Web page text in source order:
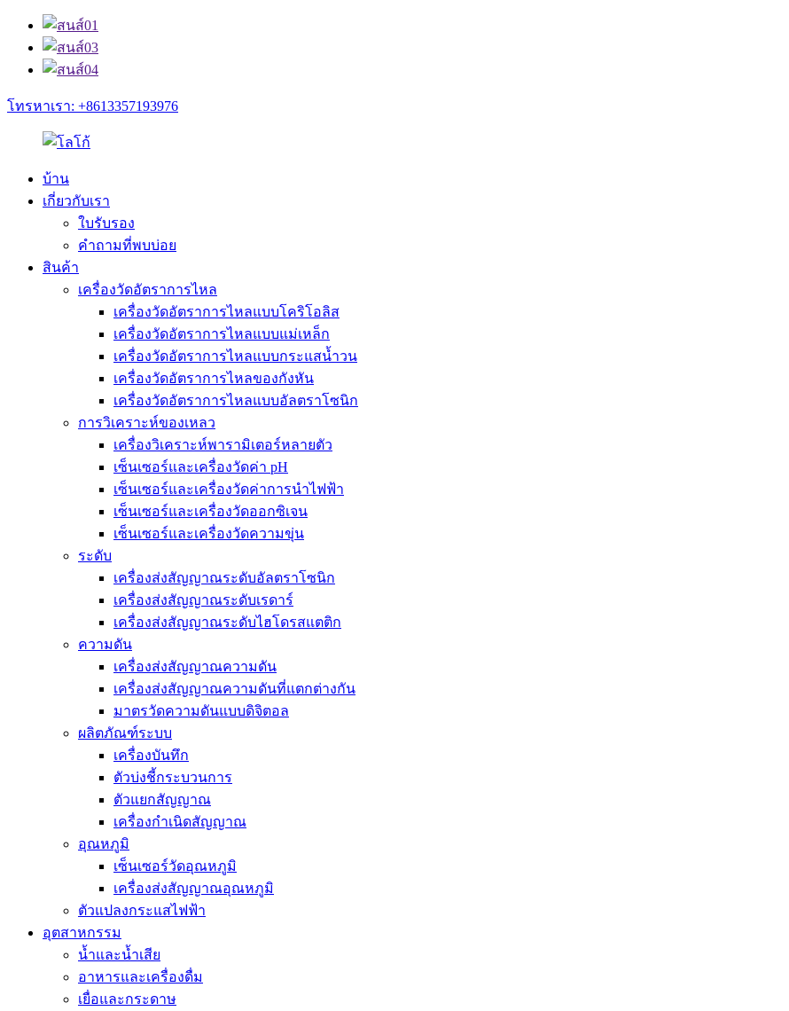
โทรหาเรา: +8613357193976
บ้าน
เกี่ยวกับเรา
ใบรับรอง
คำถามที่พบบ่อย
สินค้า
เครื่องวัดอัตราการไหล
เครื่องวัดอัตราการไหลแบบโคริโอลิส
เครื่องวัดอัตราการไหลแบบแม่เหล็ก
เครื่องวัดอัตราการไหลแบบกระแสน้ำวน
เครื่องวัดอัตราการไหลของกังหัน
เครื่องวัดอัตราการไหลแบบอัลตราโซนิก
การวิเคราะห์ของเหลว
เครื่องวิเคราะห์พารามิเตอร์หลายตัว
เซ็นเซอร์และเครื่องวัดค่า pH
เซ็นเซอร์และเครื่องวัดค่าการนำไฟฟ้า
เซ็นเซอร์และเครื่องวัดออกซิเจน
เซ็นเซอร์และเครื่องวัดความขุ่น
ระดับ
เครื่องส่งสัญญาณระดับอัลตราโซนิก
เครื่องส่งสัญญาณระดับเรดาร์
เครื่องส่งสัญญาณระดับไฮโดรสแตติก
ความดัน
เครื่องส่งสัญญาณความดัน
เครื่องส่งสัญญาณความดันที่แตกต่างกัน
มาตรวัดความดันแบบดิจิตอล
ผลิตภัณฑ์ระบบ
เครื่องบันทึก
ตัวบ่งชี้กระบวนการ
ตัวแยกสัญญาณ
เครื่องกำเนิดสัญญาณ
อุณหภูมิ
เซ็นเซอร์วัดอุณหภูมิ
เครื่องส่งสัญญาณอุณหภูมิ
ตัวแปลงกระแสไฟฟ้า
อุตสาหกรรม
น้ำและน้ำเสีย
อาหารและเครื่องดื่ม
เยื่อและกระดาษ